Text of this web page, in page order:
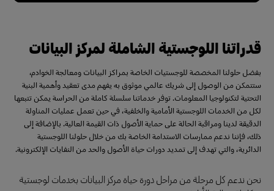
قدراتنا اللوجستية الشاملة لمركز البيانات
بفضل حلولنا المخصصة للوجستيات الخاصة بمراكز البيانات ومعالجة الخوادم،
ستتمكن من الوصول إلى شريك عالمي موثوق به يفهم مدى تعقيد وأهمية البنية
التحتية لتكنولوجيا المعلومات. توفر خدماتنا سلسلة كاملة من الحراسة يمكن تتبعها
لكل من الخدمات اللوجستية الأمامية والخلفية، في حين تعمل عمليات المناولة
الدقيقة لدينا ومراقبة الحالة على حماية الأصول ذات القيمة العالية. بالإضافة إلى
ذلك، فإننا ندعم ممارسات الاستدامة الخاصة بك من خلال حلولنا اللوجستية
الدائرية، والتي تهدف إلى تمديد دورات حياة الأصول والحد من النفايات الإلكترونية.
نحن ندعم كل مرحلة من مراحل دورة حياة مركز البيانات بخدمات لوجستية